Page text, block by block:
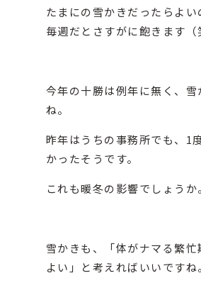
たまにの雪かきだったらよ
毎週だとさすがに飽きます（
今年の十勝は例年に無く、
ね。
昨年はうちの事務所でも、1
かったそうです。
これも暖冬の影響でしょうか
雪かきも、「体がナマる繁
よい」と考えればいいですね